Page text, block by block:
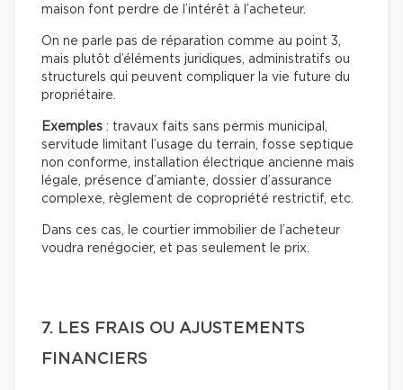
maison font perdre de l’intérêt à l’acheteur.
On ne parle pas de réparation comme au point 3,
mais plutôt d’éléments juridiques, administratifs ou
structurels qui peuvent compliquer la vie future du
propriétaire.
Exemples : travaux faits sans permis municipal,
servitude limitant l’usage du terrain, fosse septique
non conforme, installation électrique ancienne mais
légale, présence d’amiante, dossier d’assurance
complexe, règlement de copropriété restrictif, etc.
Dans ces cas, le courtier immobilier de l’acheteur
voudra renégocier, et pas seulement le prix.
7. LES FRAIS OU AJUSTEMENTS
FINANCIERS